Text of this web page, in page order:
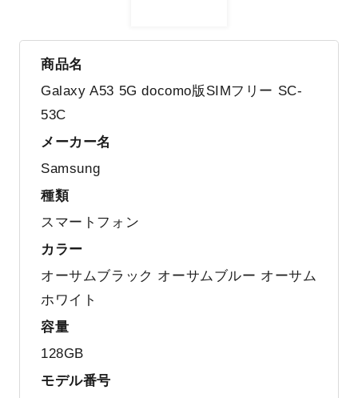
商品名
Galaxy A53 5G docomo版SIMフリー SC-
53C
メーカー名
Samsung
種類
スマートフォン
カラー
オーサムブラック オーサムブルー オーサム
ホワイト
容量
128GB
モデル番号